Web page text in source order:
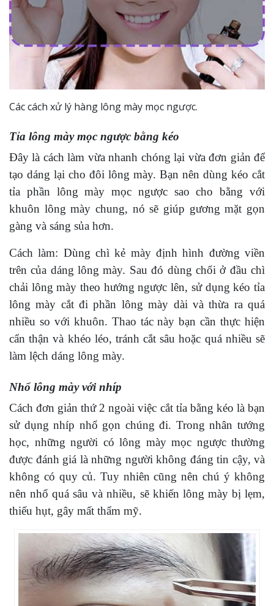
Các cách xử lý hàng lông mày mọc ngược.
Tỉa lông mày mọc ngược bằng kéo
Đây là cách làm vừa nhanh chóng lại vừa đơn giản để
tạo dáng lại cho đôi lông mày. Bạn nên dùng kéo cắt
tỉa phần lông mày mọc ngược sao cho bằng với
khuôn lông mày chung, nó sẽ giúp gương mặt gọn
gàng và sáng sủa hơn.
Cách làm: Dùng chì kẻ mày định hình đường viền
trên của dáng lông mày. Sau đó dùng chổi ở đầu chì
chải lông mày theo hướng ngược lên, sử dụng kéo tỉa
lông mày cắt đi phần lông mày dài và thừa ra quá
nhiều so với khuôn. Thao tác này bạn cần thực hiện
cẩn thận và khéo léo, tránh cắt sâu hoặc quá nhiều sẽ
làm lệch dáng lông mày.
Nhổ lông mày với nhíp
Cách đơn giản thứ 2 ngoài việc cắt tỉa bằng kéo là bạn
sử dụng nhíp nhổ gọn chúng đi. Trong nhân tướng
học, những người có lông mày mọc ngược thường
được đánh giá là những người không đáng tin cậy, và
không có quy củ. Tuy nhiên cũng nên chú ý không
nên nhổ quá sâu và nhiều, sẽ khiến lông mày bị lẹm,
thiếu hụt, gây mất thẩm mỹ.